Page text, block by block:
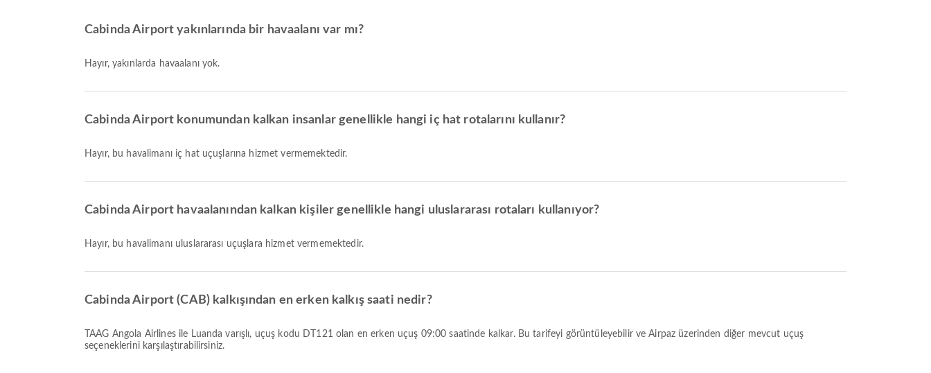
Cabinda Airport yakınlarında bir havaalanı var mı?
Hayır, yakınlarda havaalanı yok.
Cabinda Airport konumundan kalkan insanlar genellikle hangi iç hat rotalarını kullanır?
Hayır, bu havalimanı iç hat uçuşlarına hizmet vermemektedir.
Cabinda Airport havaalanından kalkan kişiler genellikle hangi uluslararası rotaları kullanıyor?
Hayır, bu havalimanı uluslararası uçuşlara hizmet vermemektedir.
Cabinda Airport (CAB) kalkışından en erken kalkış saati nedir?
TAAG Angola Airlines ile Luanda varışlı, uçuş kodu DT121 olan en erken uçuş 09:00 saatinde kalkar. Bu tarifeyi görüntüleyebilir ve Airpaz üzerinden diğer mevcut uçuş
seçeneklerini karşılaştırabilirsiniz.